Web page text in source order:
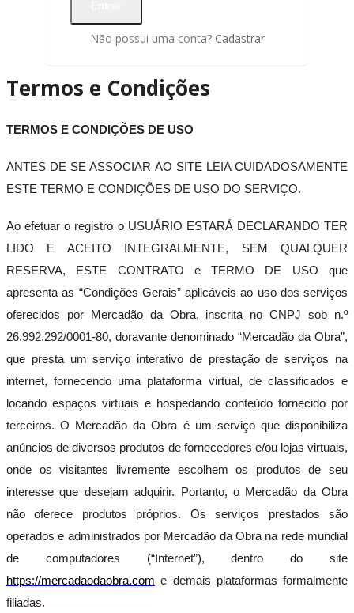
Argamassa
Usinado
Cobertura
Revestimento
Piso
Porcelanato
Argamassa
e
Agregados
Tudo
Portas
Janelas
Acessórios
Outros
Pintura
Tudo
Texturas
Massa
Verniz
Stain
Acessórios
Elétrica
Tudo
Climatização
Não possui uma conta? Cadastrar
Termos e Condições
TERMOS E CONDIÇÕES DE USO
ANTES DE SE ASSOCIAR AO SITE LEIA CUIDADOSAMENTE
ESTE TERMO E CONDIÇÕES DE USO DO SERVIÇO.
Ao efetuar o registro o USUÁRIO ESTARÁ DECLARANDO TER
LIDO E ACEITO INTEGRALMENTE, SEM QUALQUER
RESERVA, ESTE CONTRATO e TERMO DE USO que
apresenta as “Condições Gerais” aplicáveis ao uso dos serviços
oferecidos por Mercadão da Obra, inscrita no CNPJ sob n.º
26.992.292/0001-80, doravante denominado “Mercadão da Obra”,
que presta um serviço interativo de prestação de serviços na
internet, fornecendo uma plataforma virtual, de classificados e
locando espaços virtuais e hospedando conteúdo fornecido por
terceiros. O Mercadão da Obra é um serviço que disponibiliza
anúncios de diversos produtos de fornecedores e/ou lojas virtuais,
onde os visitantes livremente escolhem os produtos de seu
interesse que desejam adquirir. Portanto, o Mercadão da Obra
não oferece produtos próprios. Os serviços prestados são
operados e administrados por Mercadão da Obra na rede mundial
de computadores (“Internet”), dentro do site
https://mercadaodaobra.com e demais plataformas formalmente
filiadas.